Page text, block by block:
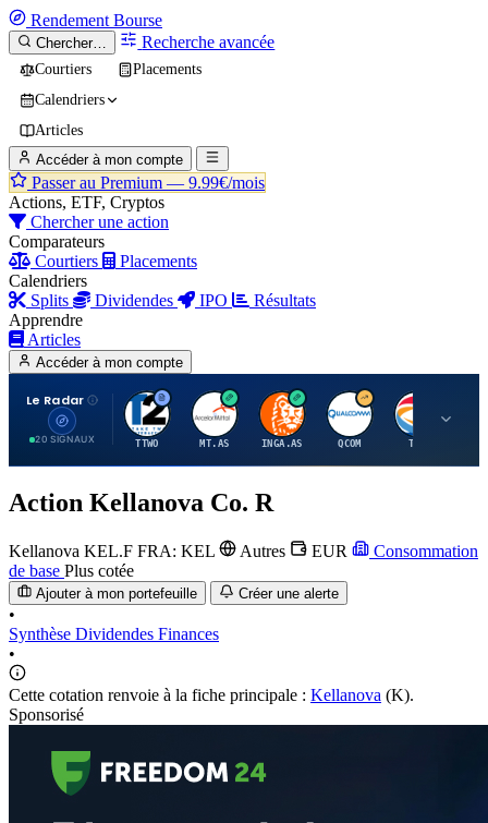
Rendement Bourse
Chercher… Recherche avancée
Courtiers
Placements
Calendriers
Articles
Accéder à mon compte
Passer au Premium — 9.99€/mois
Actions, ETF, Cryptos
Chercher une action
Comparateurs
Courtiers
Placements
Calendriers
Splits
Dividendes IPO
Résultats
Apprendre
Articles
Accéder à mon compte
Le Radar
20 SIGNAUX
T
TTWO
A
MT.AS
I
INGA.AS
Q
QCOM
T
TTE
Action Kellanova Co. R
Kellanova KEL.F FRA: KEL Autres EUR
Consommation
de base Plus cotée
Ajouter à mon portefeuille Créer une alerte
•
Synthèse Dividendes Finances
•
Cette cotation renvoie à la fiche principale : Kellanova (K).
Sponsorisé